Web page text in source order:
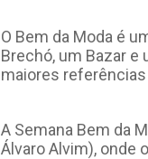
O Bem da Moda é
Brechó, um Bazar e
maiores
A Semana Bem da
Álvaro Alvim), onde